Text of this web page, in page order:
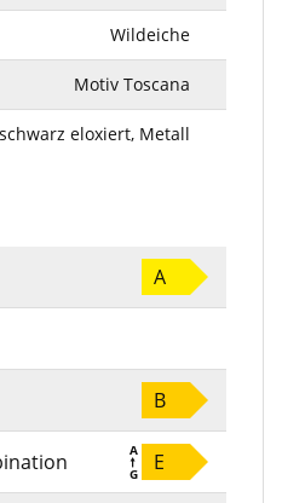
Wildeiche
Motiv Toscana
eloxiert, Metall
A
B
E